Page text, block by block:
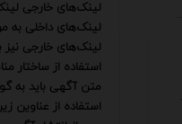
لینک‌های خارجی
لینک‌های داخلی به
لینک‌های خارجی
استفاده از
متن آگهی باید به
استفاده از عناوین